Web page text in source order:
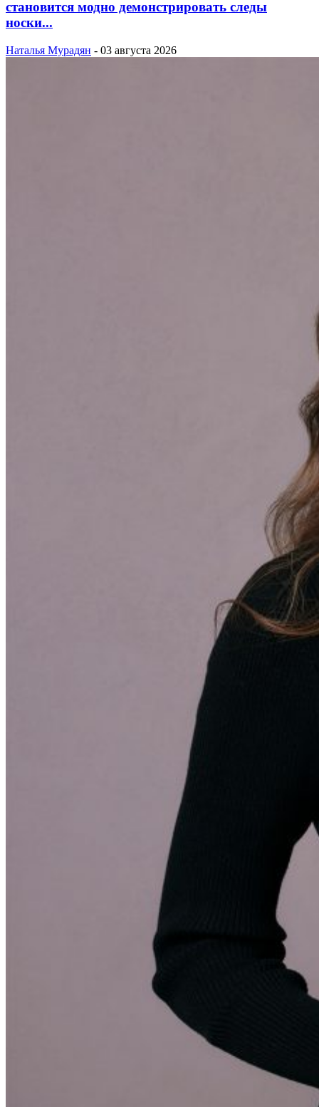
становится модно демонстрировать следы
носки...
Наталья Мурадян - 03 августа 2026